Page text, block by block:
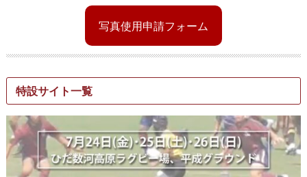
写真使用申請フォーム
特設サイト一覧